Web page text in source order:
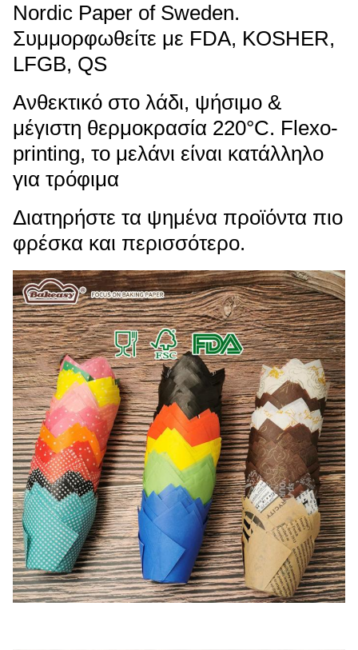
Nordic Paper of Sweden.
Συμμορφωθείτε με FDA, KOSHER,
LFGB, QS
Ανθεκτικό στο λάδι, ψήσιμο &
μέγιστη θερμοκρασία 220°C. Flexo-
printing, το μελάνι είναι κατάλληλο
για τρόφιμα
Διατηρήστε τα ψημένα προϊόντα πιο
φρέσκα και περισσότερο.